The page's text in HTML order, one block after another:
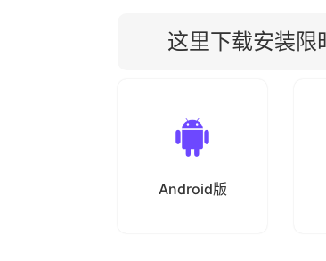
这里下载安装限
Android版